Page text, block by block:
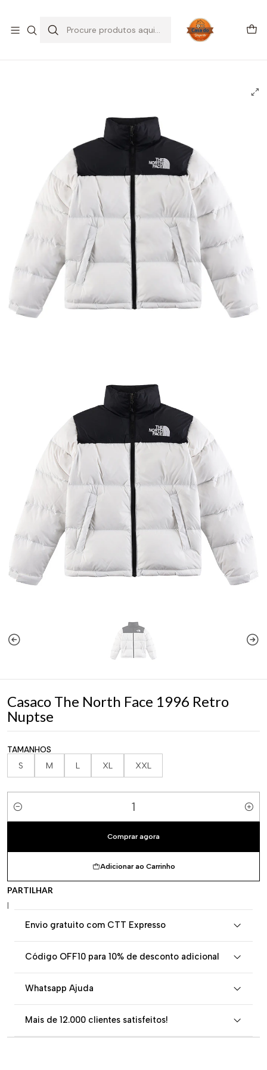
Início STREETWEAR
The North Face
Casaco The North Face 1996 Retro Nuptse
Casaco The North Face 1996 Retro
Nuptse
TAMANHOS
S M L XL XXL
Quantidade
Adicionar ao Carrinho
Comprar agora
PARTILHAR
|
Envio gratuito com CTT Expresso
Código OFF10 para 10% de desconto adicional
Whatsapp Ajuda
Mais de 12.000 clientes satisfeitos!